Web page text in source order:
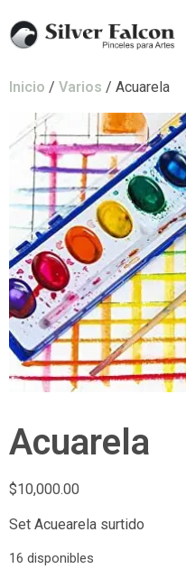
Inicio / Varios / Acuarela
Acuarela
$10,000.00
Set Acuearela surtido
16 disponibles